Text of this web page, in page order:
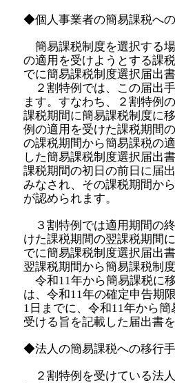
◆個人事業者の簡易課税へ
簡易課税制度を選択する
の適用を受けようとする課
でに簡易課税制度選択届出
２割特例では、この届出
ます。すなわち、２割特例
課税期間に簡易課税制度に
例の適用を受けた課税期間
の課税期間から簡易課税の
した簡易課税制度選択届出
課税期間の初日の前日に届
みなされ、その課税期間か
が認められます。
３割特例では適用期間の
けた課税期間の翌課税期間
でに簡易課税制度選択届出
翌課税期間から簡易課税制
令和11年から簡易課税に
は、令和11年の確定申告期
1日までに、令和11年から
受ける旨を記載した届出書を
◆法人の簡易課税への移行
２割特例を受けている法